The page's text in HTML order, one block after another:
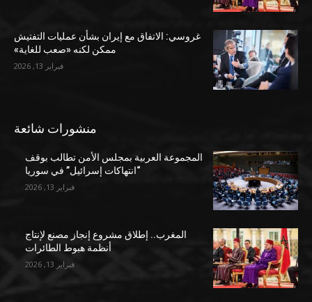
غروسي: الاتفاق مع إيران بشأن عمليات التفتيش
ممكن لكنه «صعب للغاية»
فبراير 13, 2026
منشورات شائعة
المجموعة العربية بمجلس الأمن تطالب بوقف
“انتهاكات إسرائيل” في سوريا
فبراير 13, 2026
المغرب.. إطلاق مشروع إنجاز مصنع لإنتاج
أنظمة هبوط الطائرات
فبراير 13, 2026